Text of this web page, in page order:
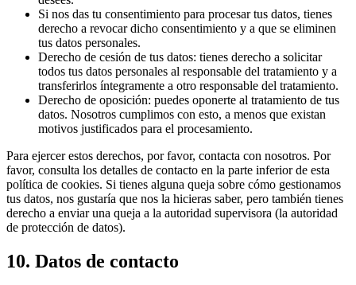
Si nos das tu consentimiento para procesar tus datos, tienes
derecho a revocar dicho consentimiento y a que se eliminen
tus datos personales.
Derecho de cesión de tus datos: tienes derecho a solicitar
todos tus datos personales al responsable del tratamiento y a
transferirlos íntegramente a otro responsable del tratamiento.
Derecho de oposición: puedes oponerte al tratamiento de tus
datos. Nosotros cumplimos con esto, a menos que existan
motivos justificados para el procesamiento.
Para ejercer estos derechos, por favor, contacta con nosotros. Por
favor, consulta los detalles de contacto en la parte inferior de esta
política de cookies. Si tienes alguna queja sobre cómo gestionamos
tus datos, nos gustaría que nos la hicieras saber, pero también tienes
derecho a enviar una queja a la autoridad supervisora (la autoridad
de protección de datos).
10. Datos de contacto